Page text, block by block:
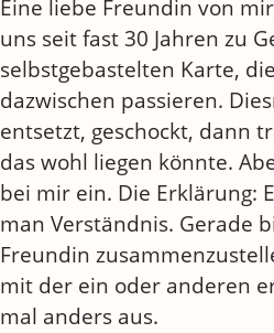
Eine liebe Freundin von
uns seit fast 30 Jahren zu
selbstgebastelten Karte,
dazwischen passieren.
entsetzt, geschockt, dann
das wohl liegen könnte.
bei mir ein. Die Erklärung:
man Verständnis. Gerade
Freundin
mit der ein oder anderen
mal anders aus.